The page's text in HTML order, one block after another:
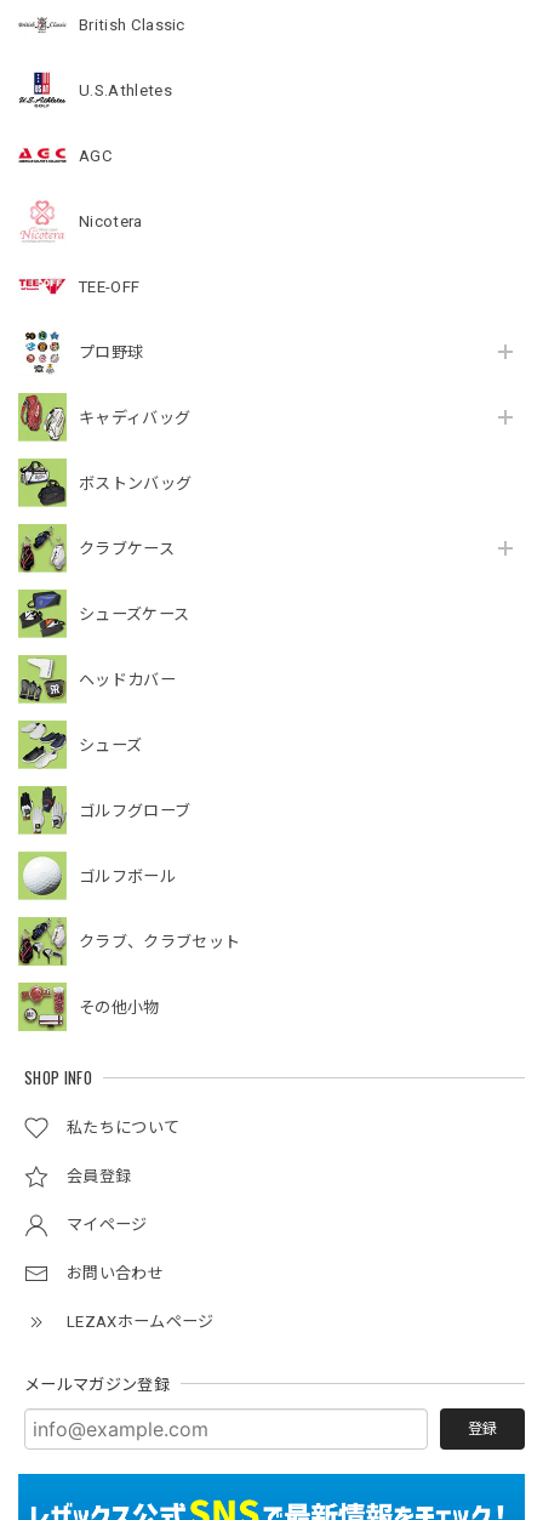
British Classic
U.S.Athletes
AGC
Nicotera
TEE-OFF
プロ野球
キャディバッグ
ボストンバッグ
クラブケース
シューズケース
ヘッドカバー
シューズ
ゴルフグローブ
ゴルフボール
クラブ、クラブセット
その他小物
SHOP INFO
私たちについて
会員登録
マイページ
お問い合わせ
LEZAXホームページ
メールマガジン登録
登録